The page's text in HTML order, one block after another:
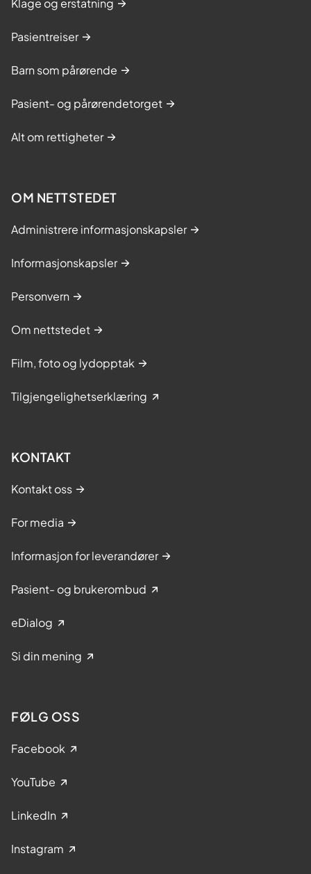
Pasientreiser
Barn som pårørende
Pasient- og pårørendetorget
Alt om rettigheter
OM NETTSTEDET
Administrere informasjonskapsler
Informasjonskapsler
Personvern
Om nettstedet
Film, foto og lydopptak
Tilgjengelighetserklæring
KONTAKT
Kontakt oss
For media
Informasjon for leverandører
Pasient- og brukerombud
eDialog
Si din mening
FØLG OSS
Facebook
YouTube
LinkedIn
Instagram